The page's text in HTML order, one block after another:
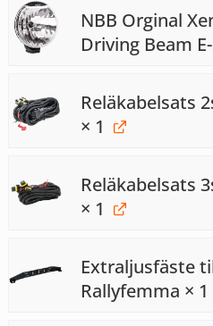
NBB Orginal
Driving Beam
Reläkabelsats
× 1
Reläkabelsats
× 1
Extraljusfäste
Rallyfemma × 1